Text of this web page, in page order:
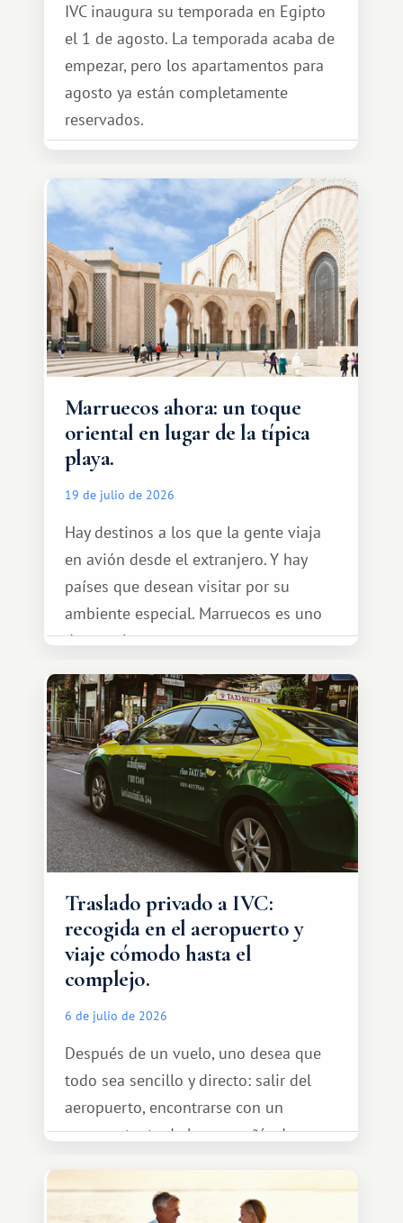
IVC inaugura su temporada en Egipto
el 1 de agosto. La temporada acaba de
empezar, pero los apartamentos para
agosto ya están completamente
reservados.
Marruecos ahora: un toque
oriental en lugar de la típica
playa.
19 de julio de 2026
Hay destinos a los que la gente viaja
en avión desde el extranjero. Y hay
países que desean visitar por su
ambiente especial. Marruecos es uno
de esos lugares.
Traslado privado a IVC:
recogida en el aeropuerto y
viaje cómodo hasta el
complejo.
6 de julio de 2026
Después de un vuelo, uno desea que
todo sea sencillo y directo: salir del
aeropuerto, encontrarse con un
representante de la compañía de
tranquilamente hasta el complejo
turístico.